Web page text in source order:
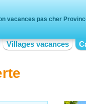
vacances pas cher
Villages vacances